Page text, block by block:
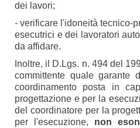
dei lavori;
- verificare l'idoneità tecnico-
esecutrici e dei lavoratori
da affidare.
Inoltre, il D.Lgs. n. 494 del
committente quale garante
coordinamento posta in
progettazione e per la
del coordinatore per la
per l'esecuzione, non